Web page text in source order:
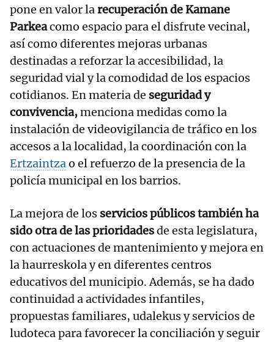
pone en valor larecuperación de Kamane
Parkeacomo espacio para el disfrute vecinal,
así como diferentes mejoras urbanas
destinadas a reforzar la accesibilidad, la
seguridad vial y la comodidad de los espacios
cotidianos. En materia de seguridad y
convivencia,menciona medidas como la
instalación de videovigilancia de tráfico en los
accesos a la localidad, la coordinación con la
Ertzaintzao el refuerzo de la presencia de la
policía municipal en los barrios.
La mejora de los servicios públicos también ha
sido otra de las prioridadesde esta legislatura,
con actuaciones de mantenimiento y mejora en
la haurreskola y en diferentes centros
educativos del municipio. Además, se ha dado
continuidad a actividades infantiles,
propuestas familiares, udalekus y servicios de
ludoteca para favorecer la conciliación y seguir